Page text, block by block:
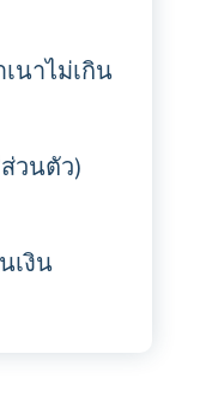
นาไม่เกิน
วนตัว)
เงิน